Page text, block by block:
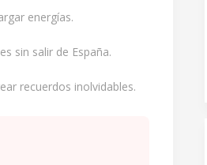
energías.
sin salir de España.
recuerdos inolvidables.